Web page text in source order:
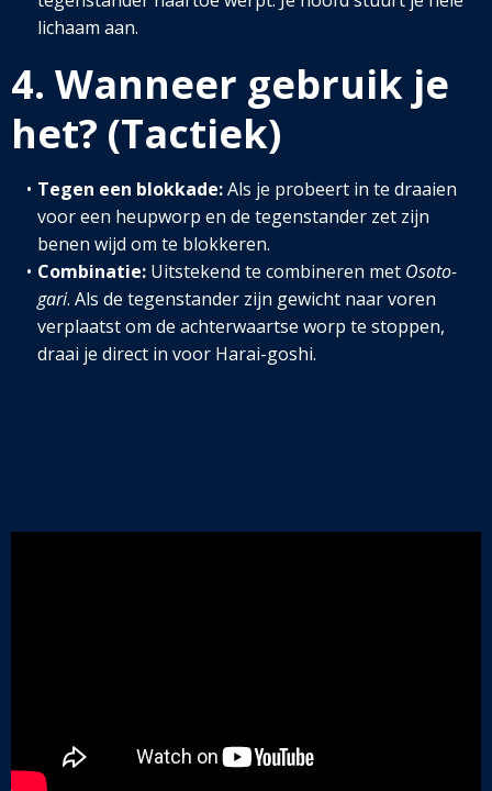
lichaam aan.
4. Wanneer gebruik je
het? (Tactiek)
Tegen een blokkade:Als je probeert in te draaien
voor een heupworp en de tegenstander zet zijn
benen wijd om te blokkeren.
Combinatie:Uitstekend te combineren met Osoto-
gari. Als de tegenstander zijn gewicht naar voren
verplaatst om de achterwaartse worp te stoppen,
draai je direct in voor Harai-goshi.